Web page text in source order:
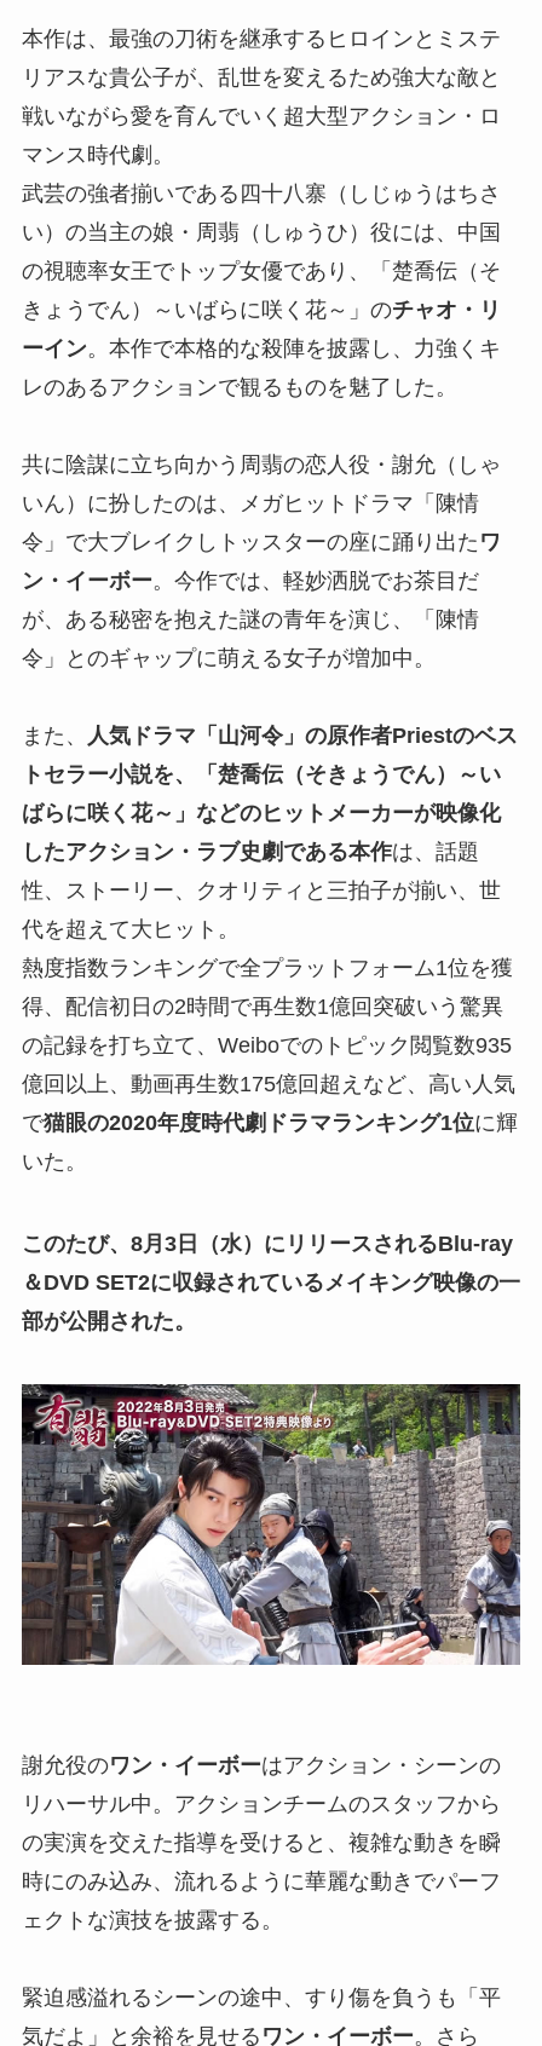
本作は、最強の刀術を継承するヒロインとミステ
リアスな貴公子が、乱世を変えるため強大な敵と
戦いながら愛を育んでいく超大型アクション・ロ
マンス時代劇。
武芸の強者揃いである四十八寨（しじゅうはちさ
い）の当主の娘・周翡（しゅうひ）役には、中国
の視聴率女王でトップ女優であり、「楚喬伝（そ
きょうでん）～いばらに咲く花～」のチャオ・リ
ーイン。本作で本格的な殺陣を披露し、力強くキ
レのあるアクションで観るものを魅了した。
共に陰謀に立ち向かう周翡の恋人役・謝允（しゃ
いん）に扮したのは、メガヒットドラマ「陳情
令」で大ブレイクしトッスターの座に踊り出た ワ
ン・イーボー。今作では、軽妙洒脱でお茶目だ
が、ある秘密を抱えた謎の青年を演じ、「陳情
令」とのギャップに萌える女子が増加中。
また、
人気ドラマ「山河令」の原作者Priestのベス
トセラー小説を、「楚喬伝（そきょうでん）～い
ばらに咲く花～」などのヒットメーカーが映像化
したアクション・ラブ史劇である本作は、話題
性、ストーリー、クオリティと三拍子が揃い、世
代を超えて大ヒット。
熱度指数ランキングで全プラットフォーム1位を獲
得、配信初日の2時間で再生数1億回突破いう驚異
の記録を打ち立て、Weiboでのトピック閲覧数935
億回以上、動画再生数175億回超えなど、高い人気
で猫眼の2020年度時代劇ドラマランキング1位に輝
いた。
このたび、8月3日（水）にリリースされるBlu-ray
＆DVD SET2に収録されているメイキング映像の一
部が公開された。
謝允役のワン・イーボーはアクション・シーンの
リハーサル中。アクションチームのスタッフから
の実演を交えた指導を受けると、複雑な動きを瞬
時にのみ込み、流れるように華麗な動きでパーフ
ェクトな演技を披露する。
緊迫感溢れるシーンの途中、すり傷を負うも「平
気だよ」と余裕を見せる ワン・イーボー。さら